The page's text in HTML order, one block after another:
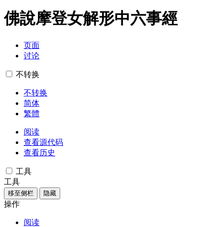
佛說摩登女解形中六事經
页面
讨论
不转换
不转换
简体
繁體
阅读
查看源代码
查看历史
工具
工具
移至侧栏 隐藏
操作
阅读